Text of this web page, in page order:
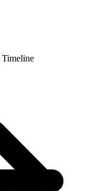
Timeline